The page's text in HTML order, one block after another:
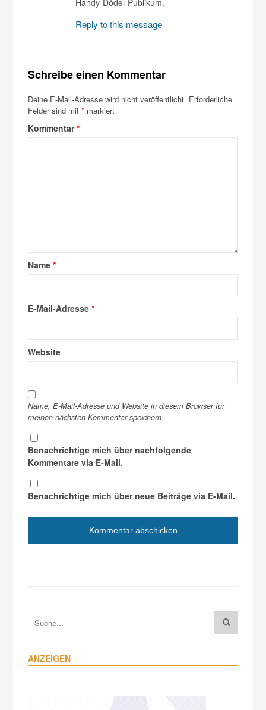
Handy-Dödel-Publikum.
Reply to this message
Schreibe einen Kommentar
Deine E-Mail-Adresse wird nicht veröffentlicht. Erforderliche
Felder sind mit* markiert
Kommentar*
Name*
E-Mail-Adresse*
Website
Name, E-Mail-Adresse und Website in diesem Browser für
meinen nächsten Kommentar speichern.
Benachrichtige mich über nachfolgende
Kommentare via E-Mail.
Benachrichtige mich über neue Beiträge via E-Mail.
ANZEIGEN